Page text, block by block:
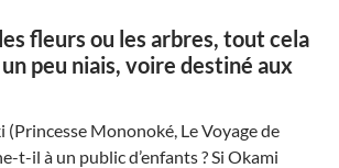
fleurs ou les arbres, tout cela
peu niais, voire destiné aux
(Princesse Mononoké, Le Voyage de
t-il à un public d’enfants ? Si Okami